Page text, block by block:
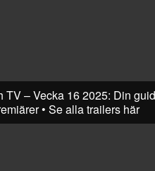
TV – Vecka 16 2025: Din
• Se alla trailers här